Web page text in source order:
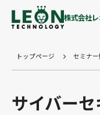
株式会社
トップページ セミナー
サイバー